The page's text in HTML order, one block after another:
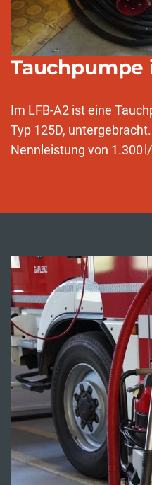
Tauchpumpe
Im LFB-A2 ist eine
Typ 125D,
Nennleistung von 1.300